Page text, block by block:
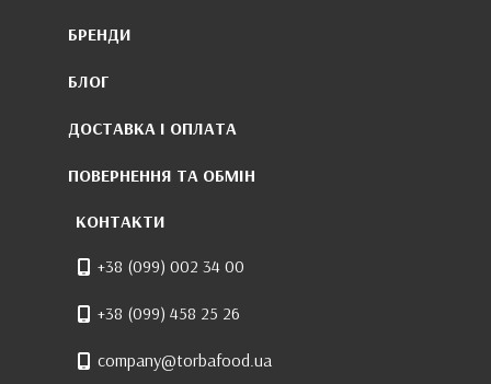
БРЕНДИ
БЛОГ
ДОСТАВКА І ОПЛАТА
ПОВЕРНЕННЯ ТА ОБМІН
КОНТАКТИ
+38 (099) 002 34 00
+38 (099) 458 25 26
company@torbafood.ua